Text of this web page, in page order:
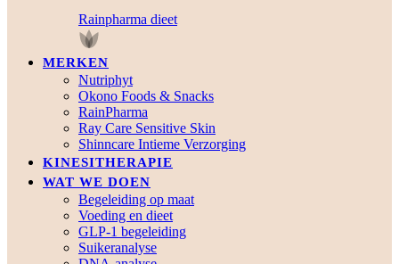
Rainpharma dieet
MERKEN
Nutriphyt
Okono Foods & Snacks
RainPharma
Ray Care Sensitive Skin
Shinncare Intieme Verzorging
KINESITHERAPIE
WAT WE DOEN
Begeleiding op maat
Voeding en dieet
GLP-1 begeleiding
Suikeranalyse